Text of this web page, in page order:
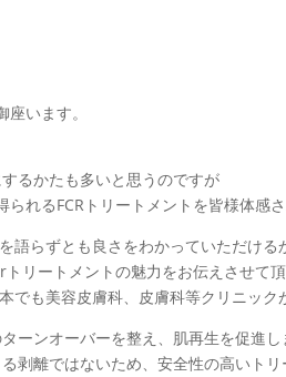
います。
るかたも多いと思うのですが
れるFCRトリートメントを皆様体感
語らずとも良さをわかっていただける
リートメントの魅力をお伝えさせて頂
でも美容皮膚科、皮膚科等クリニック
ーンオーバーを整え、肌再生を促進し
剥離ではないため、安全性の高いトリ